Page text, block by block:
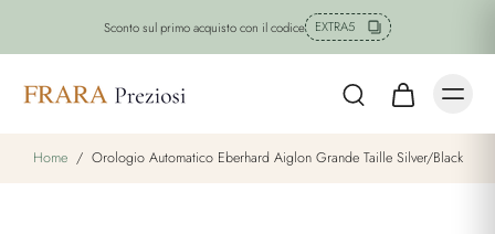
Sconto sul primo acquisto con il codice EXTRA5
Home / Orologio Automatico Eberhard Aiglon Grande Taille Silver/Black